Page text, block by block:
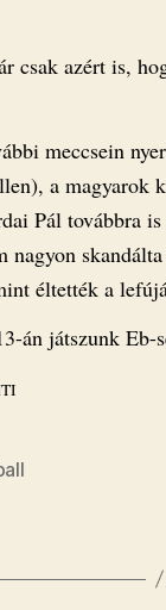
csak azért is,
meccsein
a magyarok
Pál továbbra
nagyon
éltették a
án játszunk Eb-